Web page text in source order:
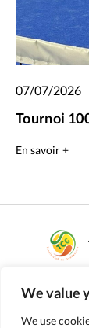
We value
We use
07/07/2026
Tournoi
En savoir +
rue